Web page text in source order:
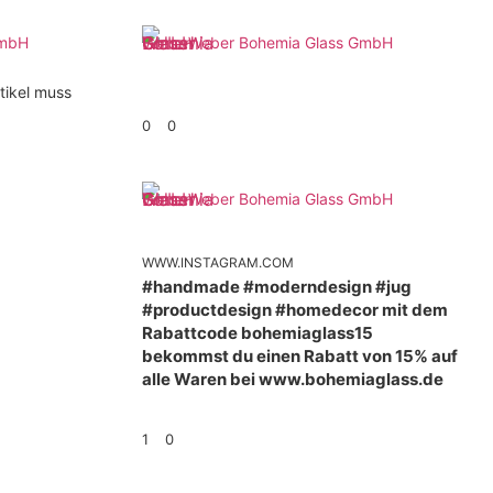
muss
Weber Bohemia Glass GmbH
0 0
Weber Bohemia Glass GmbH
WWW.INSTAGRAM.COM
#handmade #moderndesign #jug
#productdesign #homedecor mit dem
Rabattcode bohemiaglass15
bekommst du einen Rabatt von 15% auf
alle Waren bei www.bohemiaglass.de
1 0